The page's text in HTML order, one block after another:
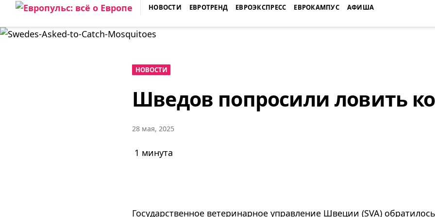
Skip
content
ЕВРОПУЛЬС: ВСЁ О ЕВРОПЕ
НОВОСТИ ЕВРОТРЕНД ЕВРОЭКСПРЕСС ЕВРОКАМПУС АФИША
НОВОСТИ
Шведов попросили ловить
28 мая, 2025
1 минута
Государственное ветеринарное управление Швеции (SVA)